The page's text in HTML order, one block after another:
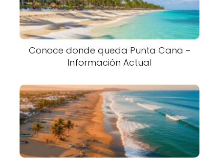
Conoce donde queda Punta Cana -
Información Actual